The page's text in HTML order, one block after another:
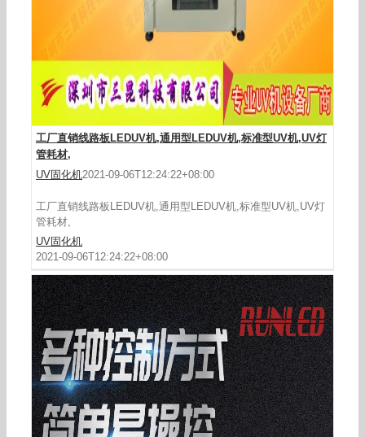
工厂直销线路板LEDUV机,通用型LEDUV机,标准型UV机,UV灯
管耗材,
UV固化机2021-09-06T12:24:22+08:00
工厂直销线路板LEDUV机,通用型LEDUV机,标准型UV机,UV灯
管耗材,
UV固化机
2021-09-06T12:24:22+08:00